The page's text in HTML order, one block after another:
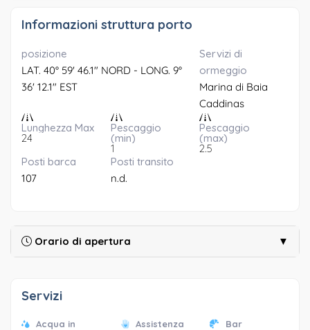
Informazioni struttura porto
posizione
LAT. 40° 59' 46.1" NORD - LONG. 9°
36' 12.1" EST
Servizi di
ormeggio
Marina di Baia
Caddinas
Lunghezza Max
24
Pescaggio
(min)
1
Pescaggio
(max)
2.5
Posti barca
107
Posti transito
n.d.
Orario di apertura ▼
Servizi
Acqua in
Assistenza
Bar